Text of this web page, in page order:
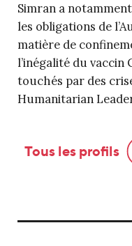
Simran a
les obligations de
matière de
l’inégalité du vaccin
touchés par des
Humanitarian
Tous les profils